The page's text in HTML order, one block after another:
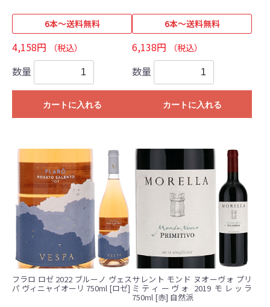
6本～送料無料
4,158円 （税込）
数量
カートに入れる
6本～送料無料
6,138円 （税込）
数量
カートに入れる
フラロ ロゼ 2022 ブルーノ ヴェス
パ ヴィニャイオーリ 750ml [ロゼ]
サレント モンド ヌオーヴォ プリ
ミティーヴォ 2019 モレッラ
750ml [赤] 自然派